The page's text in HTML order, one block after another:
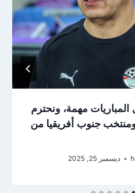
مهمة، ونحترم
جنوب أفريقيا من
ديسمبر 25, 2025